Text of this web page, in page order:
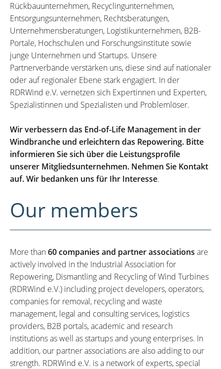
Rückbauunternehmen, Recyclingunternehmen,
Entsorgungsunternehmen, Rechtsberatungen,
Unternehmensberatungen, Logistikunternehmen, B2B-
Portale, Hochschulen und Forschungsinstitute sowie
junge Unternehmen und Startups. Unsere
Partnerverbände verstärken uns, diese sind auf nationaler
oder auf regionaler Ebene stark engagiert. In der
RDRWind e.V. vernetzen sich Expertinnen und Experten,
Spezialistinnen und Spezialisten und Problemlöser.
Wir verbessern das End-of-Life Management in der
Windbranche und erleichtern das Repowering. Bitte
informieren Sie sich über die Leistungsprofile
unserer Mitgliedsunternehmen. Nehmen Sie Kontakt
auf. Wir bedanken uns für Ihr Interesse.
Our members
More than60 companies and partner associations are
actively involved in the Industrial Association for
Repowering, Dismantling and Recycling of Wind Turbines
(RDRWind e.V.) including project developers, operators,
companies for removal, recycling and waste
management, legal and consulting services, logistics
providers, B2B portals, academic and research
institutions as well as startups and young enterprises. In
addition, our partner associations are also adding to our
strength. RDRWind e.V. is a network of experts, special